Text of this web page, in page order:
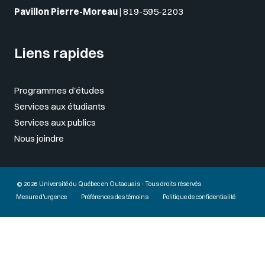
Pavillon Pierre-Moreau| 819-595-2203
Liens rapides
Programmes d'études
Services aux étudiants
Services aux publics
Nous joindre
© 2026 Université du Québec en Outaouais - Tous droits réservés
Mesure d'urgence
Préférences des témoins Politique de confidentialité